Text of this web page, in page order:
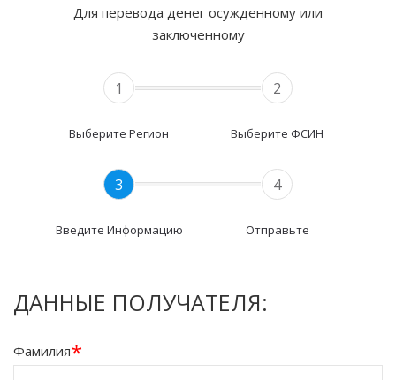
Для перевода денег осужденному или
заключенному
1
Выберите Регион
2
Выберите ФСИН
3
Введите Информацию
4
Отправьте
ДАННЫЕ ПОЛУЧАТЕЛЯ:
Фамилия*